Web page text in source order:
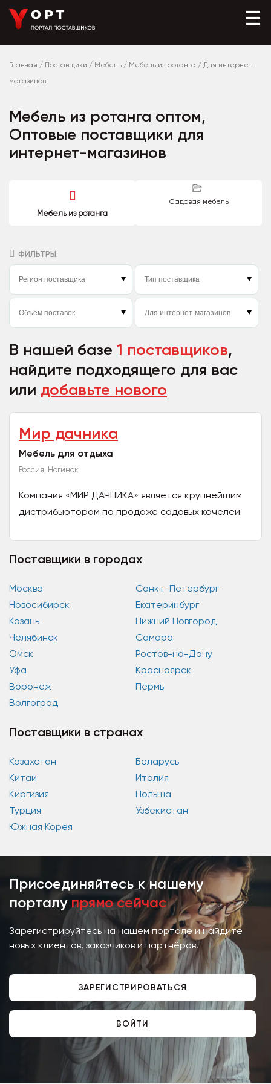
☰
Главная / Поставщики / Мебель / Мебель из ротанга / Для интернет-
магазинов
Мебель из ротанга оптом,
Оптовые поставщики для
интернет-магазинов
Мебель из ротанга
Садовая мебель
ФИЛЬТРЫ:
В нашей базе 1 поставщиков,
найдите подходящего для вас
или добавьте нового
Мир дачника
Мебель для отдыха
Россия, Ногинск
Компания «МИР ДАЧНИКА» является крупнейшим
дистрибьютором по продаже садовых качелей
производители...
Поставщики в городах
Москва
Санкт-Петербург
Новосибирск
Екатеринбург
Казань
Нижний Новгород
Челябинск
Самара
Омск
Ростов-на-Дону
Уфа
Красноярск
Воронеж
Пермь
Волгоград
Поставщики в странах
Казахстан
Беларусь
Китай
Италия
Киргизия
Польша
Турция
Узбекистан
Южная Корея
Присоединяйтесь к нашему
порталу прямо сейчас
Зарегистрируйтесь на нашем портале и найдите
новых клиентов, заказчиков и партнёров!
ЗАРЕГИСТРИРОВАТЬСЯ
ВОЙТИ